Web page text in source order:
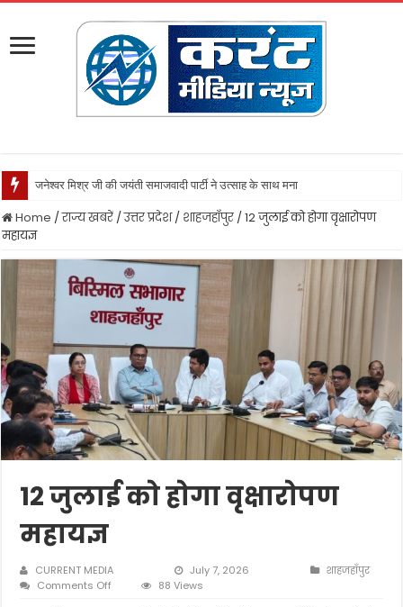
जनेश्वर मिश्र जी की जयंती समाजवादी पार्टी ने उत्साह के साथ मनायी
Home / राज्य खबरें / उत्तर प्रदेश/ शाहजहाँपुर / 12 जुलाई को होगा वृक्षारोपण
महायज्ञ
12 जुलाई को होगा वृक्षारोपण
महायज्ञ
CURRENT MEDIA July 7, 2026
शाहजहाँपुर
Comments Off
88 Views